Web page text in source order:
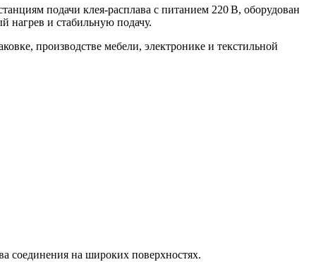
подачи клея-расплава с питанием 220 В, оборудован
нагрев и стабильную подачу.
производстве мебели, электронике и текстильной
соединения на широких поверхностях.